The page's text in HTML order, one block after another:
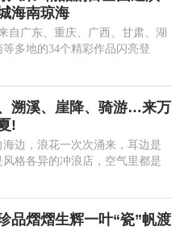
海南琼海
自广东、重庆、广西、甘肃、湖
多地的34个精彩作品闪亮登
溯溪、崖降、骑游…来万
!
边，浪花一次次涌来，耳边是
格各异的冲浪店，空气里都是
品熠熠生辉一叶“瓷”帆渡